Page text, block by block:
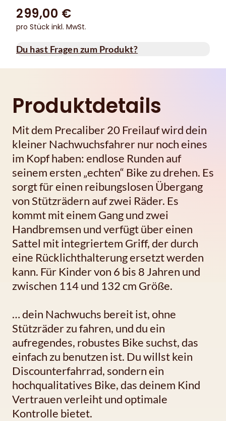
299,00 €
pro Stück inkl. MwSt.
Du hast Fragen zum Produkt?
Produktdetails
Mit dem Precaliber 20 Freilauf wird dein
kleiner Nachwuchsfahrer nur noch eines
im Kopf haben: endlose Runden auf
seinem ersten „echten“ Bike zu drehen. Es
sorgt für einen reibungslosen Übergang
von Stützrädern auf zwei Räder. Es
kommt mit einem Gang und zwei
Handbremsen und verfügt über einen
Sattel mit integriertem Griff, der durch
eine Rücklichthalterung ersetzt werden
kann. Für Kinder von 6 bis 8 Jahren und
zwischen 114 und 132 cm Größe.
… dein Nachwuchs bereit ist, ohne
Stützräder zu fahren, und du ein
aufregendes, robustes Bike suchst, das
einfach zu benutzen ist. Du willst kein
Discounterfahrrad, sondern ein
hochqualitatives Bike, das deinem Kind
Vertrauen verleiht und optimale
Kontrolle bietet.